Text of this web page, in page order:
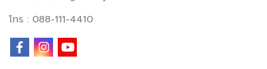
โทร : 088-111-4410